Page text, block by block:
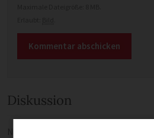
Diskussion
Noch keine Kommentare — sei die